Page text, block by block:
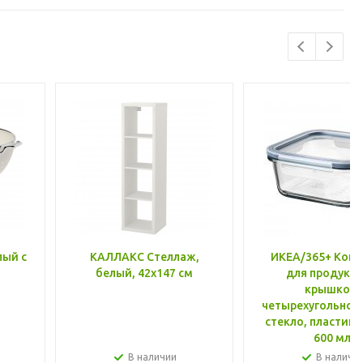
с
КАЛЛАКС Стеллаж,
белый, 42x147 см
В наличии
ИКЕА/365+
для
крышкой,
стекло, пластик
600 мл
В